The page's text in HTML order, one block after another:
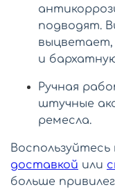
подводят.
выцветает,
и
Ручная
штучные
ремесла.
доставкой или
больше